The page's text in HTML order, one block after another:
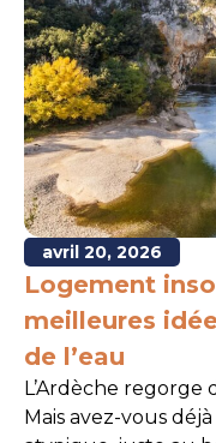
avril 20, 2026
Logement
meilleures
de l’eau
L’Ardèche regorge
Mais avez-vous